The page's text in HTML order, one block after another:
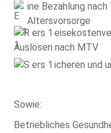
ine Bezahlung
Altersvorsorge
Auslösen nach MTV
icheren und
Sowie:
Betriebliches